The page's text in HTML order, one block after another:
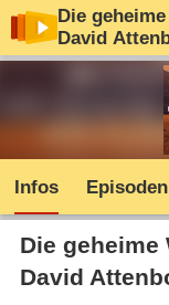
Die
David
Infos Episoden
Die geheime
David